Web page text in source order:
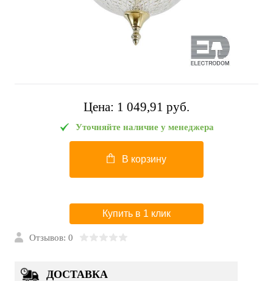
Цена: 1 049,91 pуб.
Уточняйте наличие у менеджера
В корзину
Купить в 1 клик
Отзывов: 0
ДОСТАВКА